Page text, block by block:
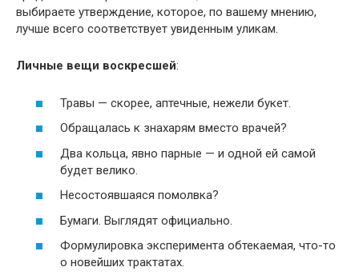
выбираете утверждение, которое, по вашему мнению,
лучше всего соответствует увиденным уликам.
Личные вещи воскресшей:
Травы — скорее, аптечные, нежели букет.
Обращалась к знахарям вместо врачей?
Два кольца, явно парные — и одной ей самой
будет велико.
Несостоявшаяся помолвка?
Бумаги. Выглядят официально.
Формулировка эксперимента обтекаемая, что-то
о новейших трактатах.